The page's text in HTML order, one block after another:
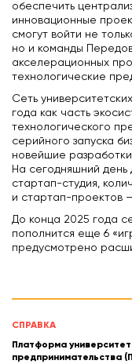
обеспечить
инновационные
смогут войти не
но и команды
акселерационных
технологические
Сеть
года как часть
технологического
серийного запуска
новейшие
На сегодняшний день
стартап-студия,
и стартап-проектов
До конца 2025 года
пополнится еще 6
предусмотрено
СПРАВКА
Платформа
предпринимательства